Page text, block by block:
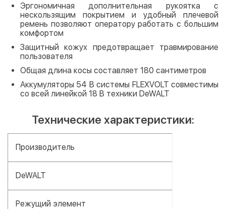
Эргономичная дополнительная рукоятка с
нескользящим покрытием и удобный плечевой
ремень позволяют оператору работать с большим
комфортом
Защитный кожух предотвращает травмирование
пользователя
Общая длина косы составляет 180 сантиметров
Аккумуляторы 54 B системы FLEXVOLT совместимы
со всей линейкой 18 В техники DeWALT
Технические характеристики:
Производитель
DeWALT
Режущий элемент